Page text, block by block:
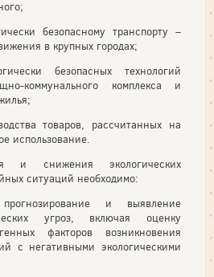
безопасному транспорту –
в крупных городах;
безопасных технологий
коммунального комплекса и
товаров, рассчитанных на
использование.
и снижения экологических
ситуаций необходимо:
и выявление
угроз, включая оценку
факторов возникновения
с негативными экологическими